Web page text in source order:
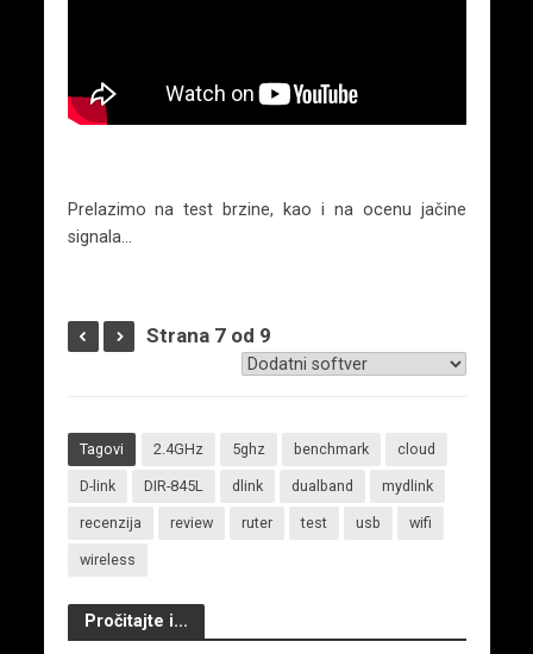
Prelazimo na test brzine, kao i na ocenu jačine
signala…
Strana 7 od 9
Tagovi 2.4GHz 5ghz benchmark cloud
D-link DIR-845L dlink dualband mydlink
recenzija review ruter test usb wifi
wireless
Pročitajte i...